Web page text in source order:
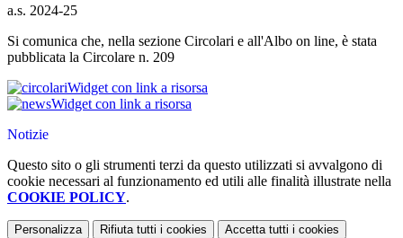
a.s. 2024-25
Si comunica che, nella sezione Circolari e all'Albo on line, è stata
pubblicata la Circolare n. 209
Widget con link a risorsa
Widget con link a risorsa
Notizie
Questo sito o gli strumenti terzi da questo utilizzati si avvalgono di
cookie necessari al funzionamento ed utili alle finalità illustrate nella
COOKIE POLICY.
Personalizza Rifiuta tutti i cookies Accetta tutti i cookies